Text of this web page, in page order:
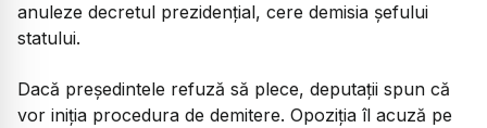
anuleze decretul prezidențial, cere demisia șefului
statului.
Dacă președintele refuză să plece, deputații spun că
vor iniția procedura de demitere. Opoziția îl acuză pe